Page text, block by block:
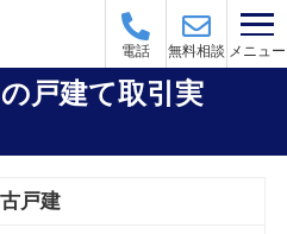
電話 無料相談 メニュー
戸建て取引実
戸建